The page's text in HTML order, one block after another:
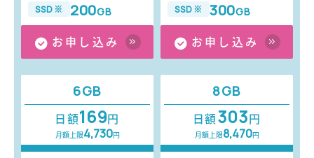
SSD※ 200GB
お申し込み
SSD※ 300GB
お申し込み
6GB
日額169円
月額上限4,730円
8GB
日額303円
月額上限8,470円